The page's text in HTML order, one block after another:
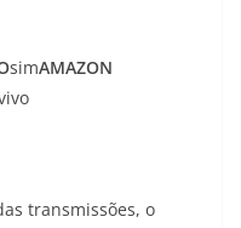
simAMAZON
transmissões, o